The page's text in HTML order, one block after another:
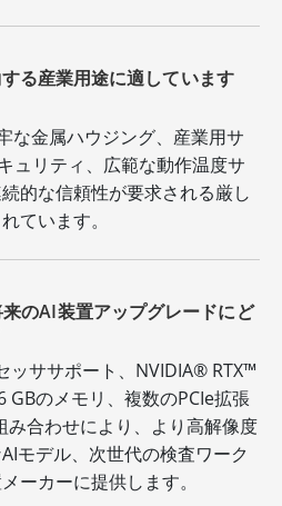
る産業用途に適しています
な金属ハウジング、産業用サ
ュリティ、広範な動作温度サ
的な信頼性が要求される厳し
ています。
のAI装置アップグレードにど
ササポート、NVIDIA® RTX™
GBのメモリ、複数のPCIe拡張
み合わせにより、より高解像度
モデル、次世代の検査ワーク
ーカーに提供します。